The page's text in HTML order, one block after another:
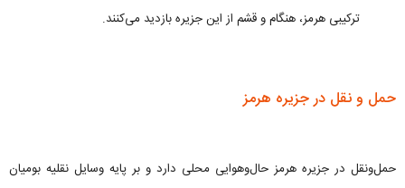
ترکیبی هرمز، هنگام و قشم از این جزیره بازدید می‌کنند.
حمل و نقل در جزیره هرمز
حمل‌ونقل در جزیره هرمز حال‌وهوایی محلی دارد و بر پایه وسایل نقلیه بومیان